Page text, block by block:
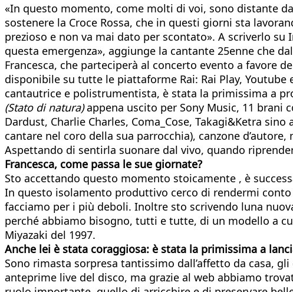
«In questo momento, come molti di voi, sono distante
sostenere la Croce Rossa, che in questi giorni sta
prezioso e non va mai dato per scontato». A scriverlo
questa emergenza», aggiunge la cantante 25enne che
Francesca, che parteciperà al concerto evento a favore
disponibile su tutte le piattaforme Rai: Rai Play,
cantautrice e polistrumentista, è stata la primissima a
(Stato di natura)appena uscito per Sony Music, 11 brani
Dardust, Charlie Charles, Coma_Cose, Takagi&Ketra
cantare nel coro della sua parrocchia), canzone
Aspettando di sentirla suonare dal vivo, quando
Francesca, come passa le sue giornate?
Sto accettando questo momento stoicamente , è
In questo isolamento produttivo cerco di rendermi
facciamo per i più deboli. Inoltre sto scrivendo luna
perché abbiamo bisogno, tutti e tutte, di un modello a
Miyazaki del 1997.
Anche lei è stata coraggiosa: è stata la primissima a
Sono rimasta sorpresa tantissimo dall’affetto da casa,
anteprime live del disco, ma grazie al web abbiamo